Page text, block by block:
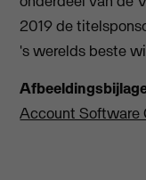
2019 de
's werelds beste
Account Software